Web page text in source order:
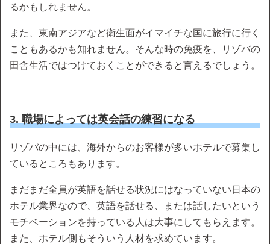
るかもしれません。
また、東南アジアなど衛生面がイマイチな国に旅行に行く
こともあるかも知れません。そんな時の免疫を、リゾバの
田舎生活ではつけておくことができると言えるでしょう。
3. 職場によっては英会話の練習になる
リゾバの中には、海外からのお客様が多いホテルで募集し
ているところもあります。
まだまだ全員が英語を話せる状況にはなっていない日本の
ホテル業界なので、英語を話せる、または話したいという
モチベーションを持っている人は大事にしてもらえます。
また、ホテル側もそういう人材を求めています。